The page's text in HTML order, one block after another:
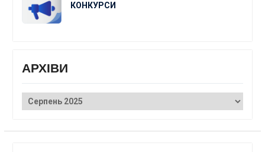
КОНКУРСИ
АРХІВИ
АРХІВИ